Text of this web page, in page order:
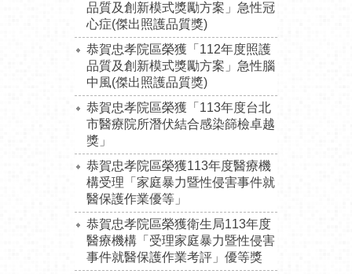
品質及創新模式獎勵方案」急性冠
心症(傑出照護品質獎)
恭賀忠孝院區榮獲「112年度照護
品質及創新模式獎勵方案」急性腦
中風(傑出照護品質獎)
恭賀忠孝院區榮獲「113年度台北
市醫療院所潛伏結合感染篩檢卓越
獎」
恭賀忠孝院區榮獲113年度醫療機
構受理「家庭暴力暨性侵害事件就
醫保護作業優等」
恭賀忠孝院區榮獲衛生局113年度
醫療機構「受理家庭暴力暨性侵害
事件就醫保護作業考評」優等獎